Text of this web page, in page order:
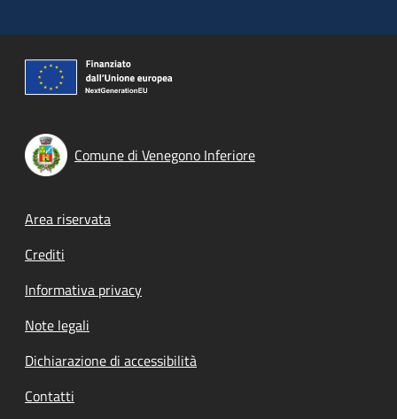
Comune di Venegono Inferiore
Footer menu
Area riservata
Crediti
Informativa privacy
Note legali
Dichiarazione di accessibilità
Contatti